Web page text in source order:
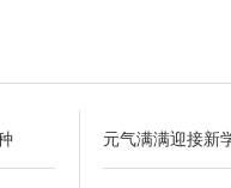
元气满满迎接新